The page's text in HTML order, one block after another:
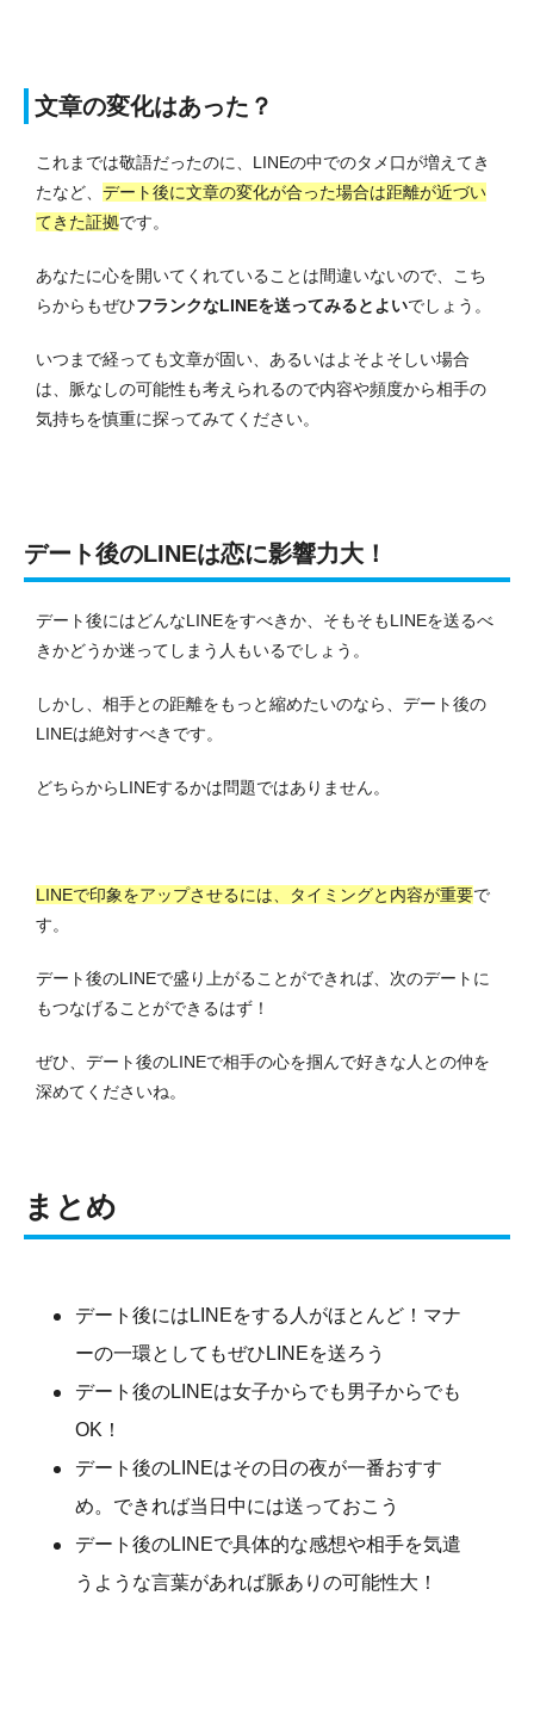
文章の変化はあった？
これまでは敬語だったのに、LINEの中でのタメ口が増えてき
たなど、 デート後に文章の変化が合った場合は距離が近づい
てきた証拠です。
あなたに心を開いてくれていることは間違いないので、こち
らからもぜひフランクなLINEを送ってみるとよいでしょう。
いつまで経っても文章が固い、あるいはよそよそしい場合
は、脈なしの可能性も考えられるので内容や頻度から相手の
気持ちを慎重に探ってみてください。
デート後のLINEは恋に影響力大！
デート後にはどんなLINEをすべきか、そもそもLINEを送るべ
きかどうか迷ってしまう人もいるでしょう。
しかし、相手との距離をもっと縮めたいのなら、デート後の
LINEは絶対すべきです。
どちらからLINEするかは問題ではありません。
LINEで印象をアップさせるには、タイミングと内容が重要で
す。
デート後のLINEで盛り上がることができれば、次のデートに
もつなげることができるはず！
ぜひ、デート後のLINEで相手の心を掴んで好きな人との仲を
深めてくださいね。
まとめ
デート後にはLINEをする人がほとんど！マナ
ーの一環としてもぜひLINEを送ろう
デート後のLINEは女子からでも男子からでも
OK！
デート後のLINEはその日の夜が一番おすす
め。できれば当日中には送っておこう
デート後のLINEで具体的な感想や相手を気遣
うような言葉があれば脈ありの可能性大！